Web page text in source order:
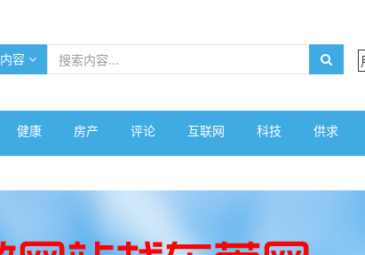
内容
健康 房产 评论 互联网 科技 供求